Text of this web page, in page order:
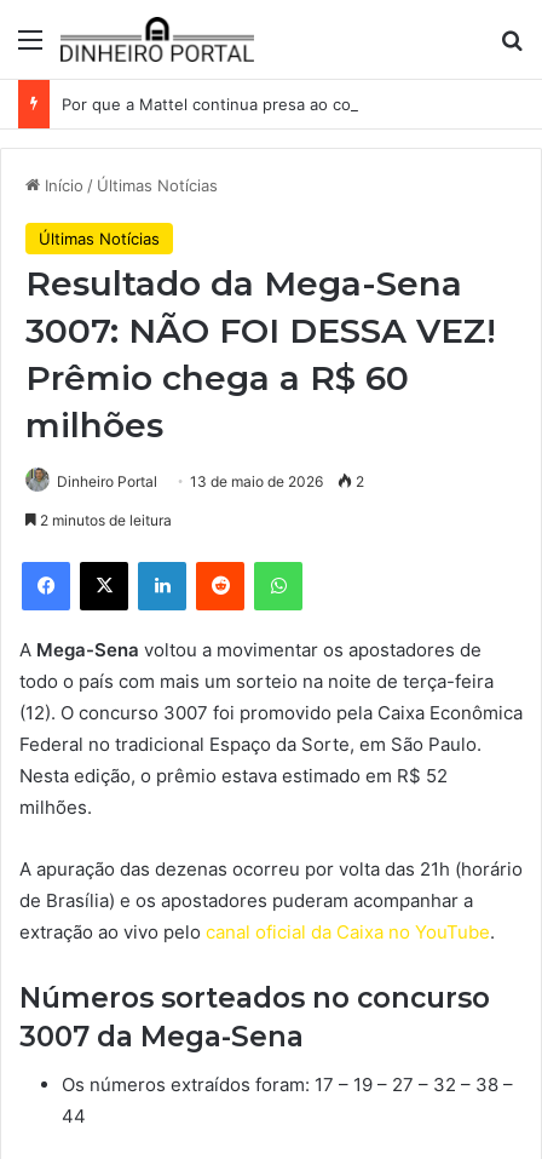
Menu
Início / Últimas Notícias
Últimas Notícias
Resultado da Mega-Sena
3007: NÃO FOI DESSA VEZ!
Prêmio chega a R$ 60
milhões
Dinheiro Portal 13 de maio de 2026 2
2 minutos de leitura
Facebook
X LinkedinReddit WhatsApp
A Mega-Sena voltou a movimentar os apostadores de
todo o país com mais um sorteio na noite de terça-feira
(12). O concurso 3007 foi promovido pela Caixa Econômica
Federal no tradicional Espaço da Sorte, em São Paulo.
Nesta edição, o prêmio estava estimado em R$ 52
milhões.
A apuração das dezenas ocorreu por volta das 21h (horário
de Brasília) e os apostadores puderam acompanhar a
extração ao vivo pelo canal oficial da Caixa no YouTube.
Números sorteados no concurso
3007 da Mega-Sena
Os números extraídos foram: 17 – 19 – 27 – 32 – 38 –
44